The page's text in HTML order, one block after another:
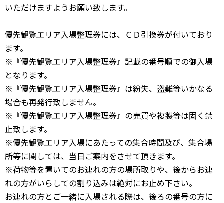
いただけますようお願い致します。
優先観覧エリア入場整理券には、ＣＤ引換券が付いており
ます。
※『優先観覧エリア入場整理券』記載の番号順での御入場
となります。
※『優先観覧エリア入場整理券』は紛失、盗難等いかなる
場合も再発行致しません。
※『優先観覧エリア入場整理券』の売買や複製等は固く禁
止致します。
※優先観覧エリア入場にあたっての集合時間及び、集合場
所等に関しては、当日ご案内をさせて頂きます。
※荷物等を置いてのお連れの方の場所取りや、後からお連
れの方がいらしての割り込みは絶対にお止め下さい。
お連れの方とご一緒に入場される際は、後ろの番号の方に